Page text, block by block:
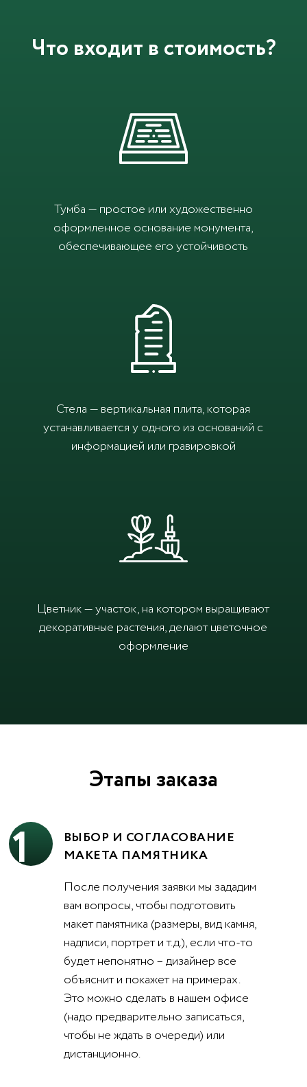
Что входит в стоимость?
Тумба — простое или художественно
оформленное основание монумента,
обеспечивающее его устойчивость
Стела — вертикальная плита, которая
устанавливается у одного из оснований с
информацией или гравировкой
Цветник — участок, на котором выращивают
декоративные растения, делают цветочное
оформление
Этапы заказа
1
ВЫБОР И СОГЛАСОВАНИЕ
МАКЕТА ПАМЯТНИКА
После получения заявки мы зададим
вам вопросы, чтобы подготовить
макет памятника (размеры, вид камня,
надписи, портрет и т.д.), если что-то
будет непонятно – дизайнер все
объяснит и покажет на примерах.
Это можно сделать в нашем офисе
(надо предварительно записаться,
чтобы не ждать в очереди) или
дистанционно.